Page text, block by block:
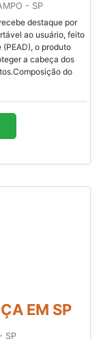
- SP
destaque por
ao usuário, feito
o produto
a cabeça dos
do
EM SP
SP